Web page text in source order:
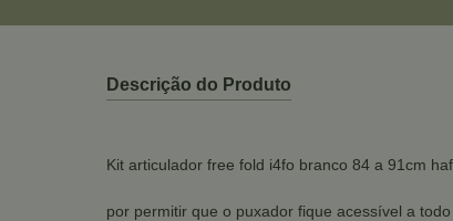
Descrição do Produto
Kit articulador free fold i4fo branco 84 a 91cm
por permitir que o puxador fique acessível a